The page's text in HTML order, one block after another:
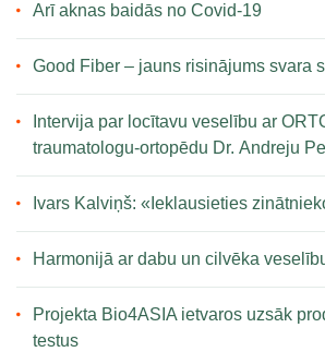
Arī aknas baidās no Covid-19
Good Fiber – jauns risinājums svara
Intervija par locītavu veselību ar
traumatologu-ortopēdu Dr. Andreju
Ivars Kalviņš: «Ieklausieties
Harmonijā ar dabu un cilvēka
Projekta Bio4ASIA ietvaros uzsāk
testus